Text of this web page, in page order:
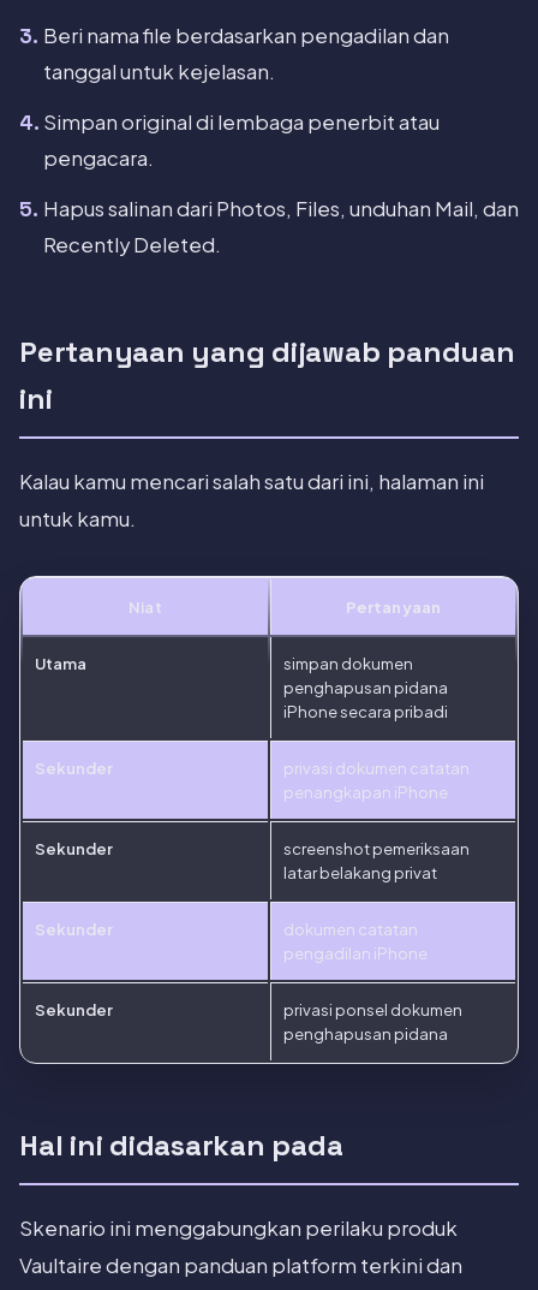
Beri nama file berdasarkan pengadilan dan
tanggal untuk kejelasan.
Simpan original di lembaga penerbit atau
pengacara.
Hapus salinan dari Photos, Files, unduhan Mail, dan
Recently Deleted.
Pertanyaan yang dijawab panduan
ini
Kalau kamu mencari salah satu dari ini, halaman ini
untuk kamu.
Niat Pertanyaan
Utama
simpan dokumen
penghapusan pidana
iPhone secara pribadi
Sekunder
privasi dokumen catatan
penangkapan iPhone
Sekunder
screenshot pemeriksaan
latar belakang privat
Sekunder
dokumen catatan
pengadilan iPhone
Sekunder
privasi ponsel dokumen
penghapusan pidana
Hal ini didasarkan pada
Skenario ini menggabungkan perilaku produk
Vaultaire dengan panduan platform terkini dan